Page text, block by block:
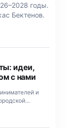
годы.
Бектенов.
идеи,
с нами
и